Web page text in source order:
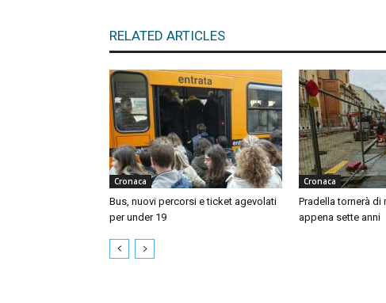
RELATED ARTICLES
Cronaca
Bus, nuovi percorsi e ticket agevolati
per under 19
Cronaca
Pradella tornerà
appena sette anni